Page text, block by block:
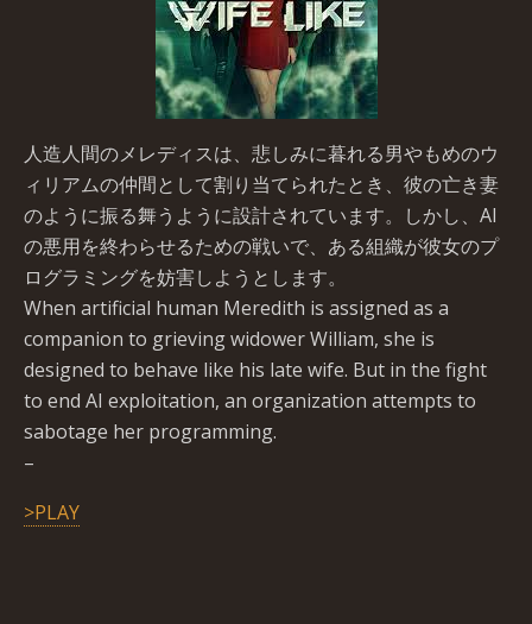
人造人間のメレディスは、悲しみに暮れる男やもめのウ
ィリアムの仲間として割り当てられたとき、彼の亡き妻
のように振る舞うように設計されています。しかし、AI
の悪用を終わらせるための戦いで、ある組織が彼女のプ
ログラミングを妨害しようとします。
When artificial human Meredith is assigned as a
companion to grieving widower William, she is
designed to behave like his late wife. But in the fight
to end AI exploitation, an organization attempts to
sabotage her programming.
–
>PLAY